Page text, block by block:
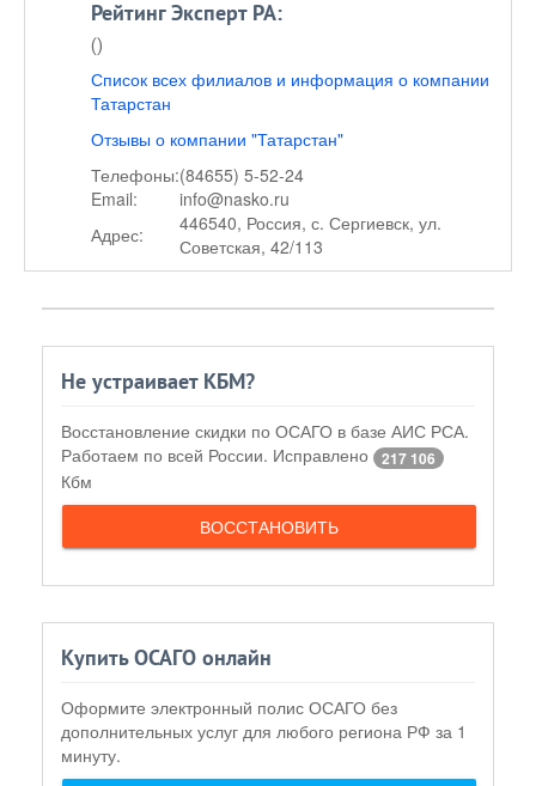
Рейтинг Эксперт РА:
()
Список всех филиалов и информация о компании
Татарстан
Отзывы о компании "Татарстан"
Телефоны:(84655) 5-52-24
Email:
info@nasko.ru
Адрес:
446540, Россия, с. Сергиевск, ул.
Советская, 42/113
Не устраивает КБМ?
Восстановление скидки по ОСАГО в базе АИС РСА.
Работаем по всей России. Исправлено
217 106
Кбм
ВОССТАНОВИТЬ
Купить ОСАГО онлайн
Оформите электронный полис ОСАГО без
дополнительных услуг для любого региона РФ за 1
минуту.